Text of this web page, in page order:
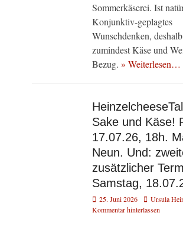
Sommerkäserei. Ist
Konjunktiv-geplagtes
Wunschdenken,
zumindest Käse und
Bezug. » Weiterlesen…
Sake und Käse!
17.07.26, 18h.
Neun. Und:
zusätzlicher
Samstag,
Veröffentlicht
am
25. Juni 2026 AutorUrsula
Kommentar hinterlassen